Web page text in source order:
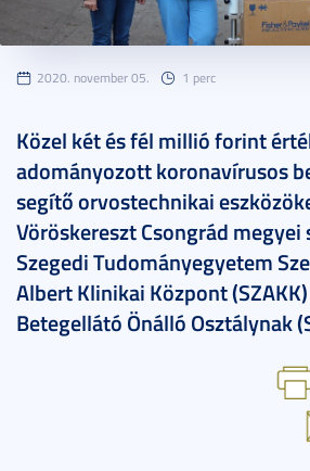
2020. november 05. 1 perc
Közel két és fél millió forint
adományozott koronavírusos
segítő orvostechnikai
Vöröskereszt Csongrád megyei
Szegedi Tudományegyetem
Albert Klinikai Központ
Betegellátó Önálló Osztálynak